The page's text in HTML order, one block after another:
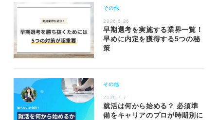
その他
2026.6.26
早期選考を実施する業界一覧！
早めに内定を獲得する5つの秘
策
その他
2026.7.7
就活は何から始める？ 必須準
備をキャリアのプロが時期別に